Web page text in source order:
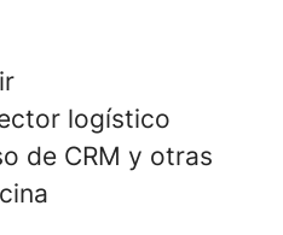
logístico
de CRM y otras